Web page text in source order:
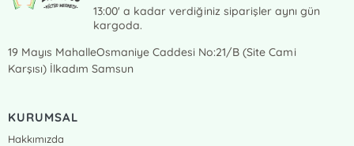
13:00' a kadar verdiğiniz siparişler aynı gün
kargoda.
19 Mayıs MahalleOsmaniye Caddesi No:21/B (Site Cami
Karşısı) İlkadım Samsun
KURUMSAL
Hakkımızda